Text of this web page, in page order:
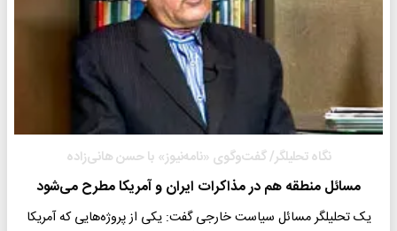
نگاه تحلیلگر/ گفت‌وگوی «نامه‌نیوز» با حسن هانی‌زاده
مسائل منطقه هم در مذاکرات ایران و آمریکا مطرح می‌شود
یک تحلیلگر مسائل سیاست خارجی گفت: یکی از پروژه‌هایی که آمریکا